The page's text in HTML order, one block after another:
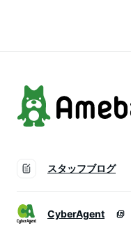
スタッフブログ
CyberAgent